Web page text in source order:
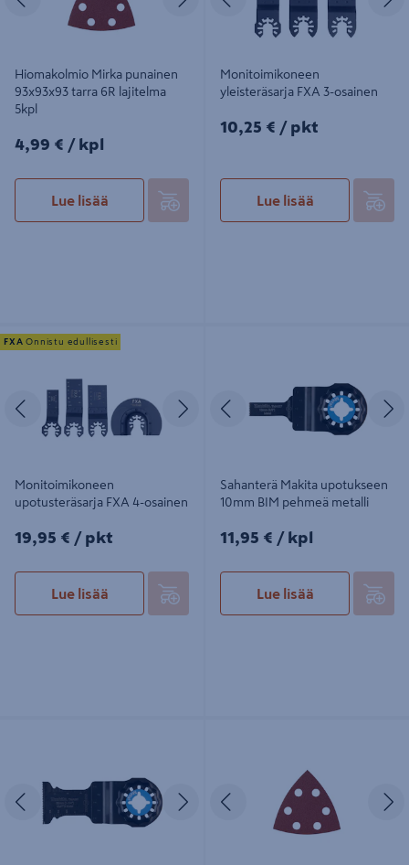
Hiomakolmio Mirka punainen
93x93x93 tarra 6R lajitelma
5kpl
4,99€/kpl
4,99 € / kpl
Lue lisää
Monitoimikoneen
yleisteräsarja FXA 3-osainen
10,25€/pkt
10,25 € / pkt
Lue lisää
Monitoimikoneen upotusteräsarja
FXA 4-osainen
Edellinen Seuraava
Monitoimikoneen
upotusteräsarja FXA 4-osainen
19,95€/pkt
19,95 € / pkt
Lue lisää
FXA Onnistu edullisesti
Edellinen
Sahanterä Makita upotukseen
10mm BIM pehmeä metalli
11,95€/kpl
11,95 € / kpl
Lue lisää
Edellinen SeuraavaEdellinen